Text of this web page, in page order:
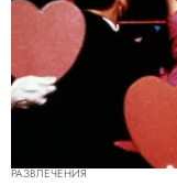
РАЗВЛЕЧЕНИЯ